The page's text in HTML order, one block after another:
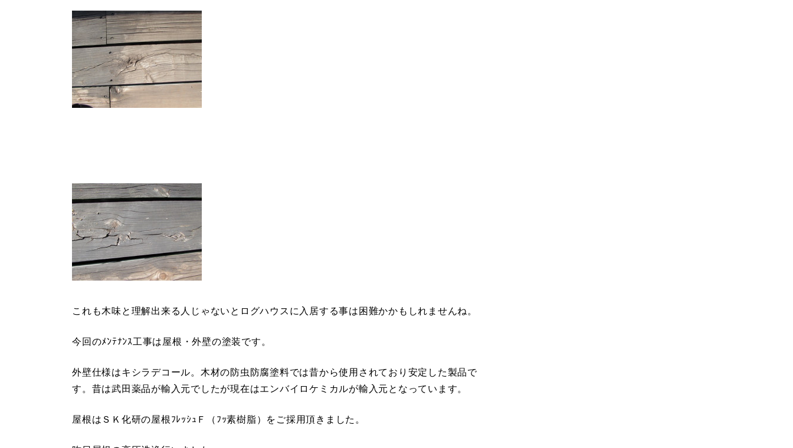
これも木味と理解出来る人じゃないとログハウスに入居する事は困難かかもしれませんね。
今回のﾒﾝﾃﾅﾝｽ工事は屋根・外壁の塗装です。
外壁仕様はキシラデコール。木材の防虫防腐塗料では昔から使用されており安定した製品で
す。昔は武田薬品が輸入元でしたが現在はエンバイロケミカルが輸入元となっています。
屋根はＳＫ化研の屋根ﾌﾚｯｼｭＦ（ﾌｯ素樹脂）をご採用頂きました。